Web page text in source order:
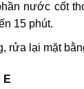
nước cốt
15 phút.
rửa lại mặt
E